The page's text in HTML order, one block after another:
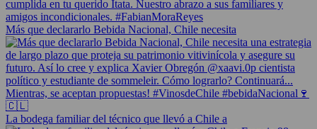
Más que declararlo Bebida Nacional, Chile necesita
La bodega familiar del técnico que llevó a Chile a